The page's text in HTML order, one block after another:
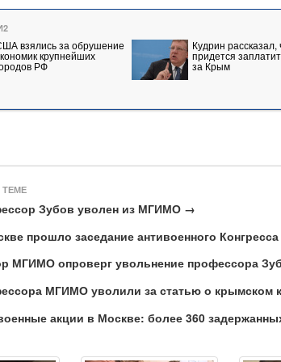
взялись за обрушение
крупнейших
РФ
Кудрин рассказал,
придется
за Крым
Зубов уволен из МГИМО →
прошло заседание антивоенного
МГИМО опроверг увольнение профессора
МГИМО уволили за статью о крымском
акции в Москве: более 360